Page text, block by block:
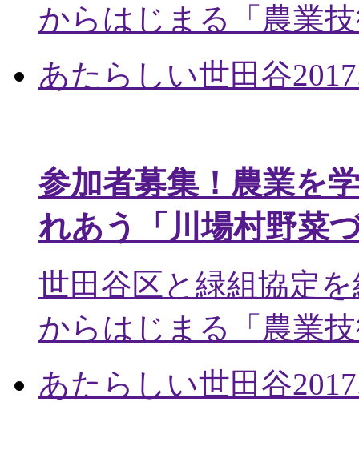
からはじまる「農業
あたらしい世田谷
参加者募集！農業を
れあう「川場村野菜
世田谷区と緑組協定
からはじまる「農業
あたらしい世田谷